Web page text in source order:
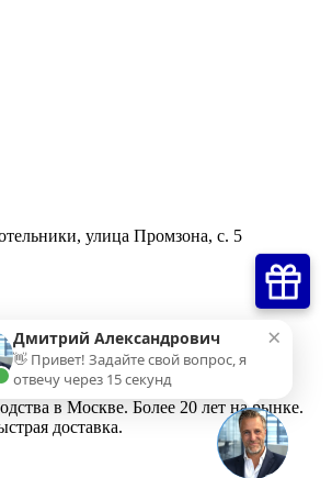
улица Промзона, с. 5
Все права защищены.
персональных данных
лакокрасочных материалов
в Москве. Более 20 лет на рынке.
доставка.
×
Дмитрий Александрович
👋 Привет! Задайте свой вопрос, я
отвечу через 15 секунд